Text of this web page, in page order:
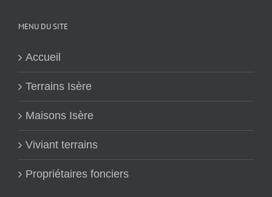
MENU DU SITE
Accueil
Terrains Isère
Maisons Isère
Viviant terrains
Propriétaires fonciers